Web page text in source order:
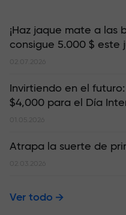
¡Haz jaque mate a las
consigue 5.000 $ este
02.07.2026
Invirtiendo en el
$4,000 para el Día
01.05.2026
Atrapa la suerte de
02.03.2026
Ver todo